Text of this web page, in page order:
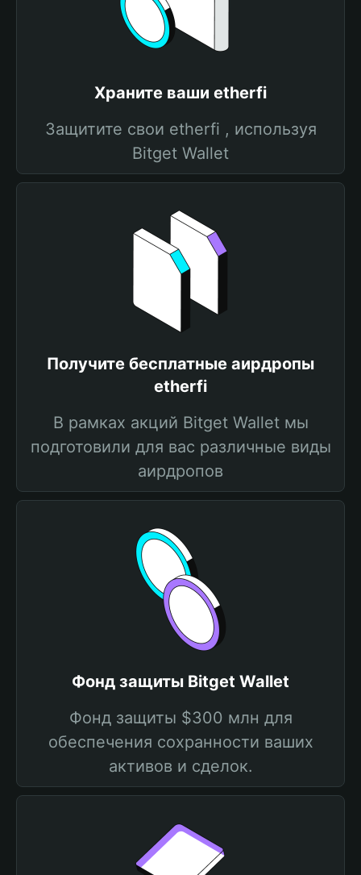
Храните ваши etherfi
Защитите свои etherfi , используя
Bitget Wallet
Получите бесплатные аирдропы
etherfi
В рамках акций Bitget Wallet мы
подготовили для вас различные виды
аирдропов
Фонд защиты Bitget Wallet
Фонд защиты $300 млн для
обеспечения сохранности ваших
активов и сделок.